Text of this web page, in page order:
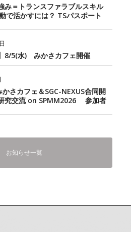
み＝トランスファラブルスキル
で活かすには？ TSパスポート
8/5(水) みかさカフェ開催
さカフェ＆SGC-NEXUS合同開
究交流 on SPMM2026 参加者
お知らせ一覧